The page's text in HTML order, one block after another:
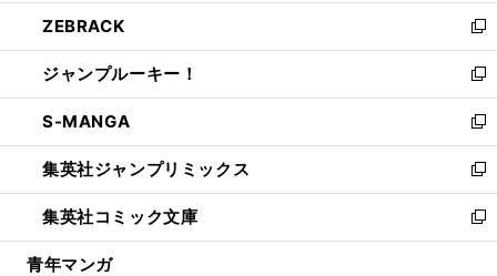
く
で
開
く
ン
ド
ウ
で
開
く
ウ
ィ
ン
ド
ウ
で
開
く
し
い
ウ
ィ
ン
ド
ウ
で
開
く
ZEBRACK
新
し
い
ウ
ィ
ン
ド
ウ
で
開
ジャンプルーキー！
新
し
い
ウ
ィ
ン
ド
ウ
S-MANGA
新
し
い
ウ
ィ
ン
集英社ジャンプリミックス
新
し
い
ウ
集英社コミック文庫
新
し
青年マンガ